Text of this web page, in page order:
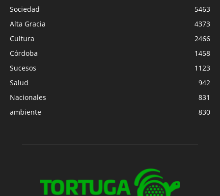
Sociedad
5463
Alta Gracia
4373
Cultura
2466
Córdoba
1458
Sucesos
1123
Salud
942
Nacionales
831
ambiente
830